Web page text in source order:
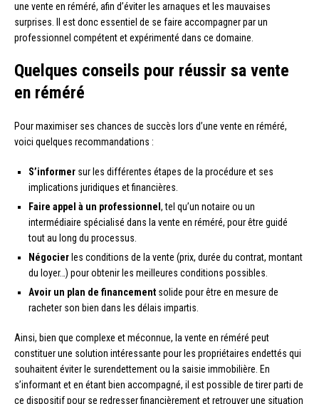
une vente en réméré, afin d’éviter les arnaques et les mauvaises
surprises. Il est donc essentiel de se faire accompagner par un
professionnel compétent et expérimenté dans ce domaine.
Quelques conseils pour réussir sa vente
en réméré
Pour maximiser ses chances de succès lors d’une vente en réméré,
voici quelques recommandations :
S’informer sur les différentes étapes de la procédure et ses
implications juridiques et financières.
Faire appel à un professionnel , tel qu’un notaire ou un
intermédiaire spécialisé dans la vente en réméré, pour être guidé
tout au long du processus.
Négocier les conditions de la vente (prix, durée du contrat, montant
du loyer…) pour obtenir les meilleures conditions possibles.
Avoir un plan de financement solide pour être en mesure de
racheter son bien dans les délais impartis.
Ainsi, bien que complexe et méconnue, la vente en réméré peut
constituer une solution intéressante pour les propriétaires endettés qui
souhaitent éviter le surendettement ou la saisie immobilière. En
s’informant et en étant bien accompagné, il est possible de tirer parti de
ce dispositif pour se redresser financièrement et retrouver une situation